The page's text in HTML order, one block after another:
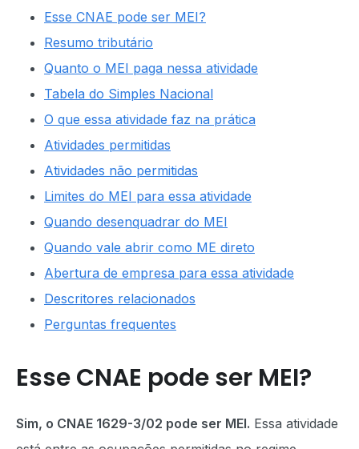
Esse CNAE pode ser MEI?
Resumo tributário
Quanto o MEI paga nessa atividade
Tabela do Simples Nacional
O que essa atividade faz na prática
Atividades permitidas
Atividades não permitidas
Limites do MEI para essa atividade
Quando desenquadrar do MEI
Quando vale abrir como ME direto
Abertura de empresa para essa atividade
Descritores relacionados
Perguntas frequentes
Esse CNAE pode ser MEI?
Sim, o CNAE 1629-3/02 pode ser MEI. Essa atividade